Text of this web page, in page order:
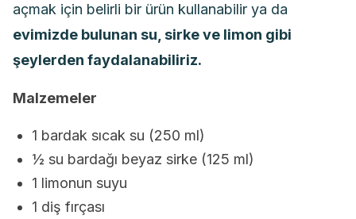
açmak için belirli bir ürün kullanabilir ya da
evimizde bulunan su, sirke ve limon gibi
şeylerden faydalanabiliriz.
Malzemeler
1 bardak sıcak su (250 ml)
½ su bardağı beyaz sirke (125 ml)
1 limonun suyu
1 diş fırçası